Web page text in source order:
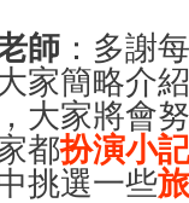
師 ：多謝
家簡略介
大家將會
都扮演小
挑選一些